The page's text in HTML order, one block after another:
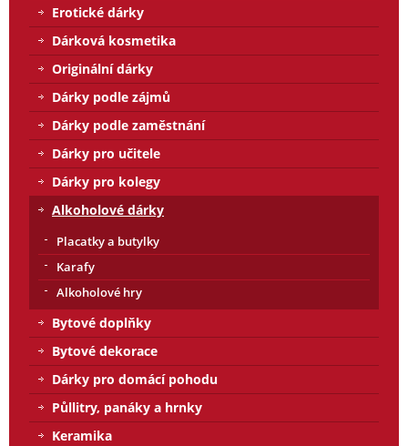
Erotické dárky
Dárková kosmetika
Originální dárky
Dárky podle zájmů
Dárky podle zaměstnání
Dárky pro učitele
Dárky pro kolegy
Alkoholové dárky
Placatky a butylky
Karafy
Alkoholové hry
Bytové doplňky
Bytové dekorace
Dárky pro domácí pohodu
Půllitry, panáky a hrnky
Keramika